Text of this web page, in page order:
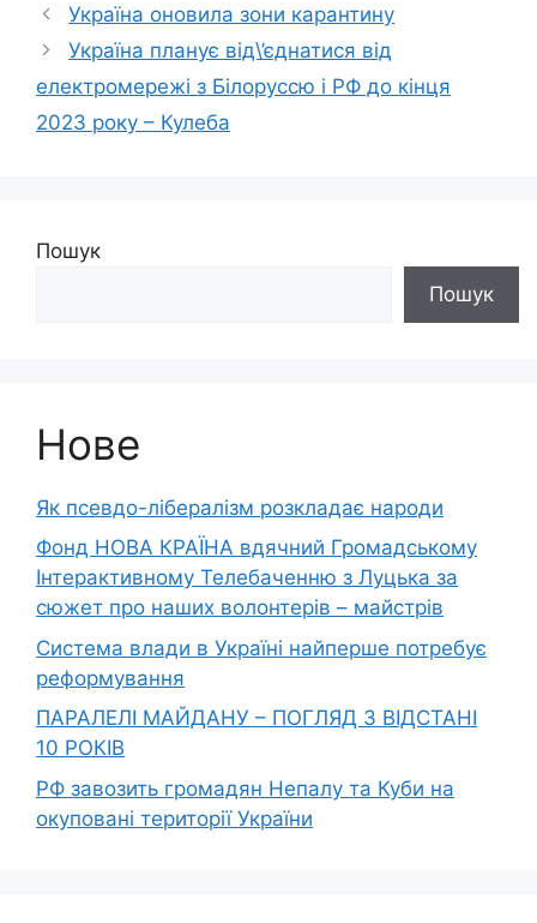
Україна оновила зони карантину
Україна планує від\’єднатися від
електромережі з Білоруссю і РФ до кінця
2023 року – Кулеба
Пошук
Пошук
Нове
Як псевдо-лібералізм розкладає народи
Фонд НОВА КРАЇНА вдячний Громадському
Інтерактивному Телебаченню з Луцька за
сюжет про наших волонтерів – майстрів
Система влади в Україні найперше потребує
реформування
ПАРАЛЕЛІ МАЙДАНУ – ПОГЛЯД З ВІДСТАНІ
10 РОКІВ
РФ завозить громадян Непалу та Куби на
окуповані території України